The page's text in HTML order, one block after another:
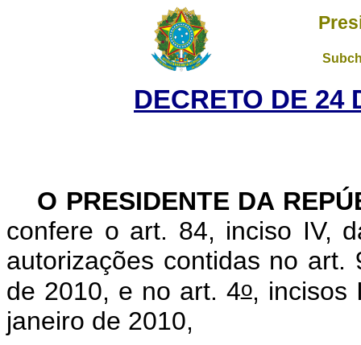
DECRETO DE 24
O PRESIDENTE DA
confere o art. 84, inciso IV,
autorizações contidas no art.
de 2010, e no art. 4o, incisos
janeiro de 2010,